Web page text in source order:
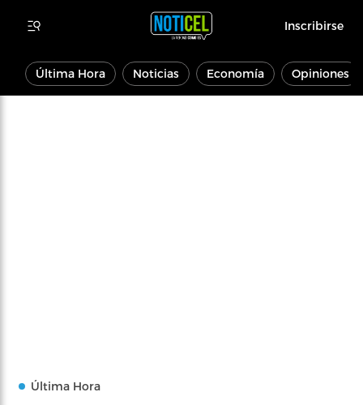
Inscribirse
Última Hora Noticias Economía Opiniones
Última Hora